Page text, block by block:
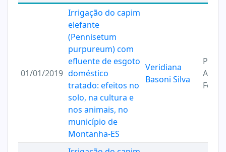
01/01/2019
Irrigação do capim
elefante
(Pennisetum
purpureum) com
efluente de esgoto
doméstico
tratado: efeitos no
solo, na cultura e
nos animais, no
município de
Montanha-ES
Veridiana
Basoni Silva